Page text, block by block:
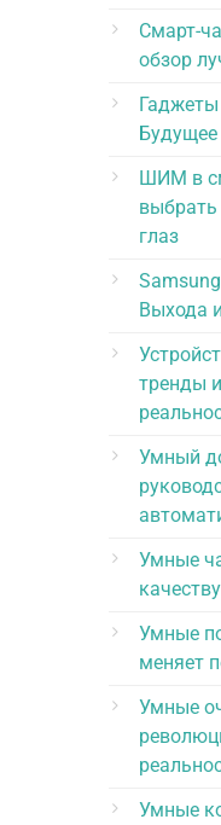
Смарт-
обзор
Будущее
ШИМ в
выбрать
глаз
Выхода
тренды
Умный
Умные
качеству
Умные
меняет
Умные
Умные